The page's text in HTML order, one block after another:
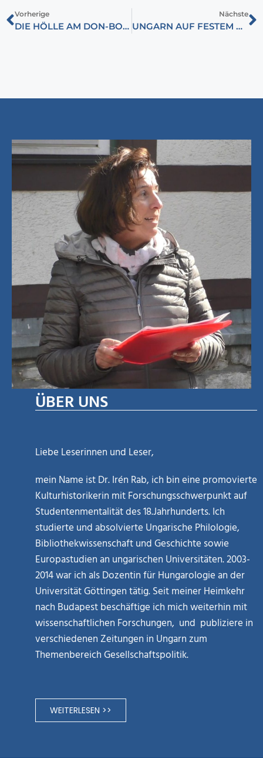
Vorherige
DIE HÖLLE AM DON-BOGEN, 1943
Nächste
UNGARN AUF FESTEM WERTEFUNDAMENT
ÜBER UNS
Liebe Leserinnen und Leser,
mein Name ist Dr. Irén Rab, ich bin eine promovierte
Kulturhistorikerin mit Forschungsschwerpunkt auf
Studentenmentalität des 18.Jahrhunderts. Ich
studierte und absolvierte Ungarische Philologie,
Bibliothekwissenschaft und Geschichte sowie
Europastudien an ungarischen Universitäten. 2003-
2014 war ich als Dozentin für Hungarologie an der
Universität Göttingen tätig. Seit meiner Heimkehr
nach Budapest beschäftige ich mich weiterhin mit
wissenschaftlichen Forschungen, und publiziere in
verschiedenen Zeitungen in Ungarn zum
Themenbereich Gesellschaftspolitik.
WEITERLESEN >>